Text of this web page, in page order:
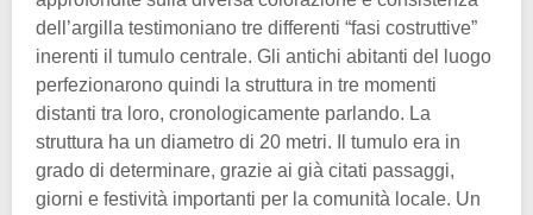
dell’argilla testimoniano tre differenti “fasi costruttive”
inerenti il tumulo centrale. Gli antichi abitanti del luogo
perfezionarono quindi la struttura in tre momenti
distanti tra loro, cronologicamente parlando. La
struttura ha un diametro di 20 metri. Il tumulo era in
grado di determinare, grazie ai già citati passaggi,
giorni e festività importanti per la comunità locale. Un